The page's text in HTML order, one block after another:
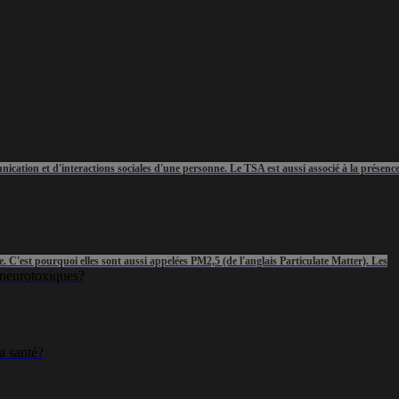
et d'interactions sociales d'une personne. Le TSA est aussi associé à la présence
pourquoi elles sont aussi appelées PM2,5 (de l'anglais Particulate Matter). Les
santé?